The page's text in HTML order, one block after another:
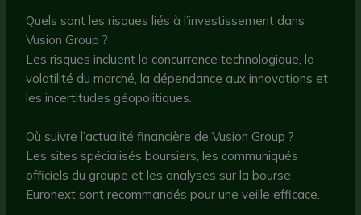
Quels sont les risques liés à l’investissement dans
Vusion Group ?
Les risques incluent la concurrence technologique, la
volatilité du marché, la dépendance aux innovations et
les incertitudes géopolitiques.
Où suivre l’actualité financière de Vusion Group ?
Les sites spécialisés boursiers, les communiqués
officiels du groupe et les analyses sur la bourse
Euronext sont recommandés pour une veille efficace.